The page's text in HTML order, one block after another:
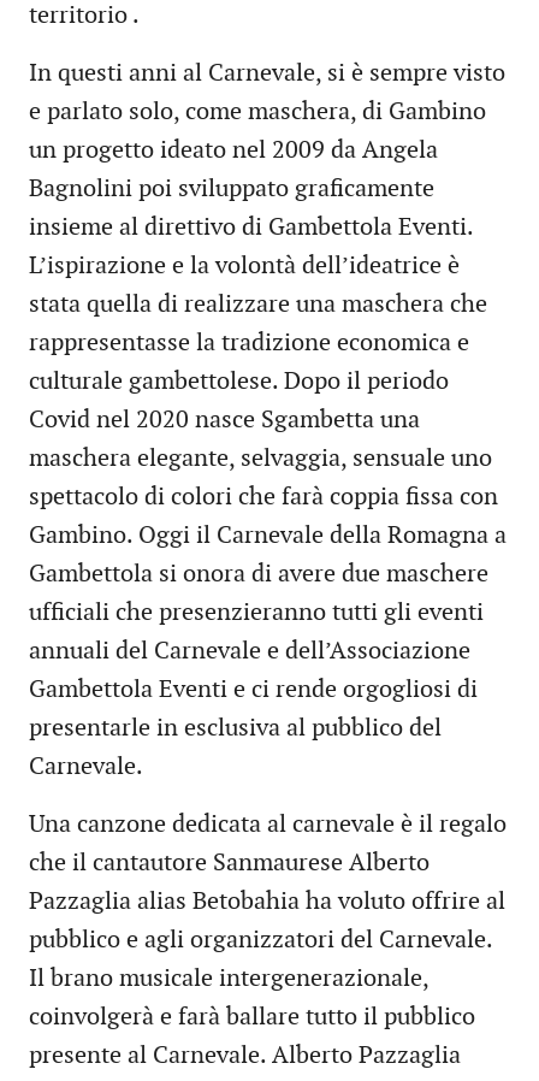
territorio .
In questi anni al Carnevale, si è sempre visto
e parlato solo, come maschera, di Gambino
un progetto ideato nel 2009 da Angela
Bagnolini poi sviluppato graficamente
insieme al direttivo di Gambettola Eventi.
L’ispirazione e la volontà dell’ideatrice è
stata quella di realizzare una maschera che
rappresentasse la tradizione economica e
culturale gambettolese. Dopo il periodo
Covid nel 2020 nasce Sgambetta una
maschera elegante, selvaggia, sensuale uno
spettacolo di colori che farà coppia fissa con
Gambino. Oggi il Carnevale della Romagna a
Gambettola si onora di avere due maschere
ufficiali che presenzieranno tutti gli eventi
annuali del Carnevale e dell’Associazione
Gambettola Eventi e ci rende orgogliosi di
presentarle in esclusiva al pubblico del
Carnevale.
Una canzone dedicata al carnevale è il regalo
che il cantautore Sanmaurese Alberto
Pazzaglia alias Betobahia ha voluto offrire al
pubblico e agli organizzatori del Carnevale.
Il brano musicale intergenerazionale,
coinvolgerà e farà ballare tutto il pubblico
presente al Carnevale. Alberto Pazzaglia